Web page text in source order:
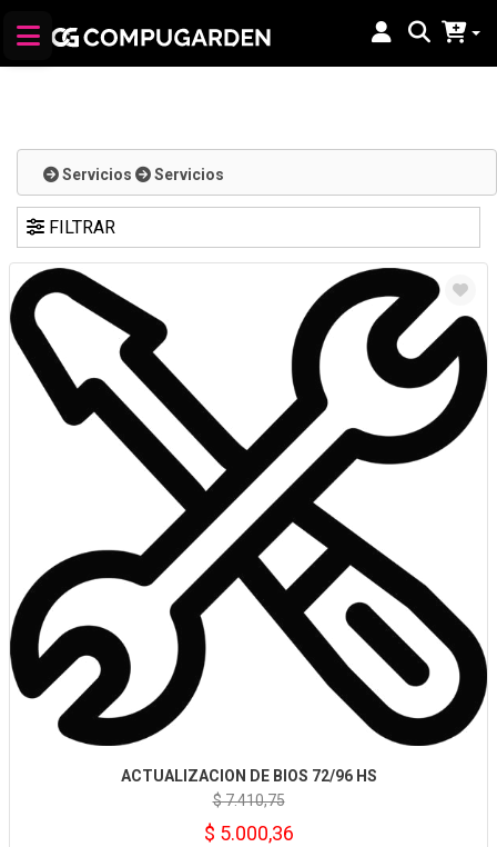
Servicios Servicios
FILTRAR
ACTUALIZACION DE BIOS 72/96 HS
$ 7.410,75
$ 5.000,36